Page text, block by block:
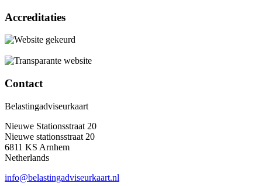
Accreditaties
Contact
Belastingadviseurkaart
Nieuwe Stationsstraat 20
Nieuwe stationsstraat 20
6811 KS Arnhem
Netherlands
info@belastingadviseurkaart.nl